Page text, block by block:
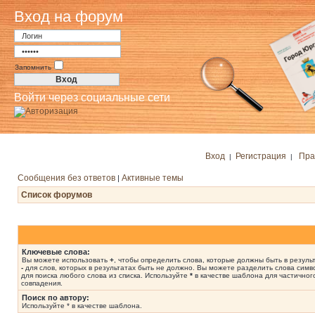
Вход на форум
Запомнить
Войти через социальные сети
Вход | Регистрация |
Сообщения без ответов | Активные темы
Список форумов
Ключевые слова:
Вы можете использовать + , чтобы определить слова, которые должны быть в
- для слов, которых в результатах быть не должно. Вы можете разделить слова
для поиска любого слова из списка. Используйте * в качестве шаблона для
совпадения.
Поиск по автору:
Используйте * в качестве шаблона.